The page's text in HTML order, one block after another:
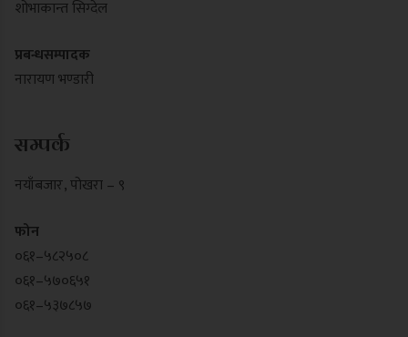
शोभाकान्त सिग्देल
प्रबन्धसम्पादक
नारायण भण्डारी
सम्पर्क
नयाँबजार , पोखरा – ९
फोन
०६१–५८२५०८
०६१–५७०६५१
०६१–५३७८५७